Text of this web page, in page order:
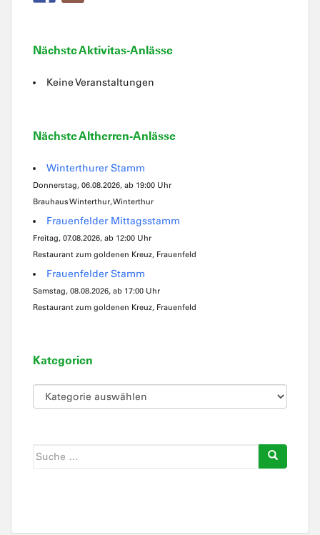
Nächste Aktivitas-Anlässe
Keine Veranstaltungen
Nächste Altherren-Anlässe
Winterthurer Stamm
Donnerstag, 06.08.2026, ab 19:00 Uhr
Brauhaus Winterthur, Winterthur
Frauenfelder Mittagsstamm
Freitag, 07.08.2026, ab 12:00 Uhr
Restaurant zum goldenen Kreuz, Frauenfeld
Frauenfelder Stamm
Samstag, 08.08.2026, ab 17:00 Uhr
Restaurant zum goldenen Kreuz, Frauenfeld
Kategorien
Kategorien
Suche